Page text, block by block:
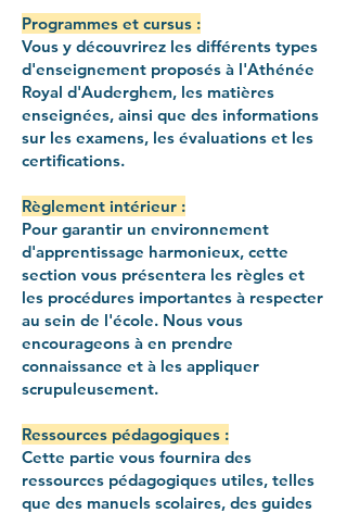
Programmes et cursus :
Vous y découvrirez les différents types
d'enseignement proposés à l'Athénée
Royal d'Auderghem, les matières
enseignées, ainsi que des informations
sur les examens, les évaluations et les
certifications.
Règlement intérieur :
Pour garantir un environnement
d'apprentissage harmonieux, cette
section vous présentera les règles et
les procédures importantes à respecter
au sein de l'école. Nous vous
encourageons à en prendre
connaissance et à les appliquer
scrupuleusement.
Ressources pédagogiques :
Cette partie vous fournira des
ressources pédagogiques utiles, telles
que des manuels scolaires, des guides